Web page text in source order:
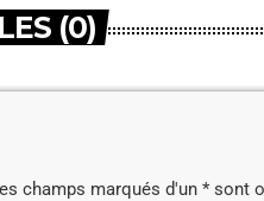
(0)
champs marqués d'un * sont